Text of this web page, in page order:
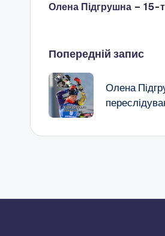
Олена Підгрушна – 15-
Навігація
по
запису
Попередній запис
Олена